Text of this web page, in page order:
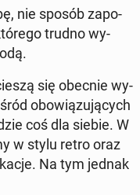
nie sposób za­po­
trudno wy­
się obecnie wy­
obo­wią­zu­ją­cych
coś dla siebie. W
w stylu retro oraz
Na tym jednak